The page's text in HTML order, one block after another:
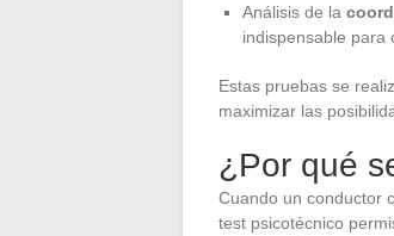
Análisis de la
indispensable para
Estas pruebas se
maximizar las
¿Por qué
Cuando un conductor
test psicotécnico